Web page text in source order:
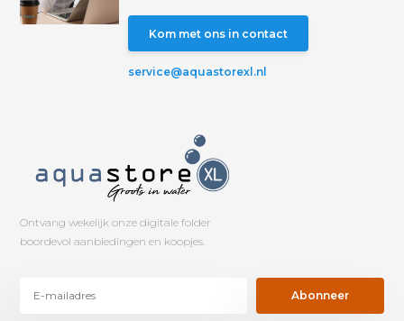
Kom met ons in contact
service@aquastorexl.nl
Ontvang wekelijk onze digitale folder
boordevol aanbiedingen en koopjes.
Abonneer